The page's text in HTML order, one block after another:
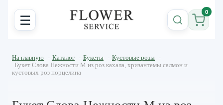
☰ 0
На главную - Каталог - Букеты - Кустовые розы -
Букет Слова Нежности M из роз кахала, хризантемы салмон и
кустовых роз порцелина